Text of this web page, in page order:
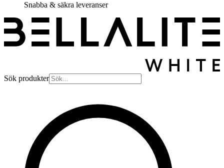
Snabba & säkra leveranser
Sök produkter